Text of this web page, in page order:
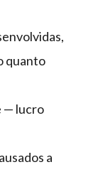
quanto
— lucro
a